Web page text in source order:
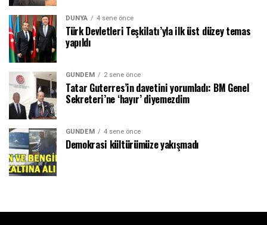
DÜNYA 4 sene önce
Türk Devletleri Teşkilatı’yla ilk üst düzey temas
yapıldı
GÜNDEM 2 sene önce
Tatar Guterres’in davetini yorumladı: BM Genel
Sekreteri’ne ‘hayır’ diyemezdim
GÜNDEM 4 sene önce
Demokrasi kültürümüze yakışmadı